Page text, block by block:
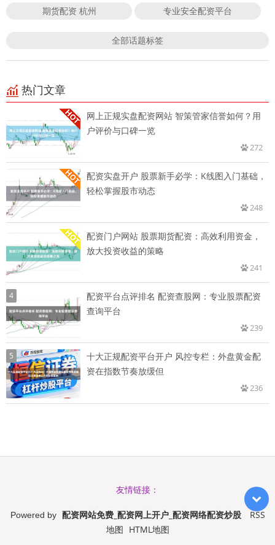
期货配资 杭州 专业安全配资平台
全部话题标签
热门文章
网上正规实盘配资网站 智策管家信誉如何？用
户评价与口碑一览
272
配资实盘开户 股票新手必学：K线图入门基础，
轻松掌握股市动态
248
配资门户网站 股票期货配资：高效利用资金，
放大投资收益的策略
241
4
配资平台点评排名 配资查股网：专业股票配资
查询平台
239
5
十大正规配资平台开户 风控专栏：外盘黄金配
资在指数节奏放缓但
236
友情链接：
Powered by 配资网站免费_配资网上开户_配资网络配资炒股
RSS
地图 HTML地图